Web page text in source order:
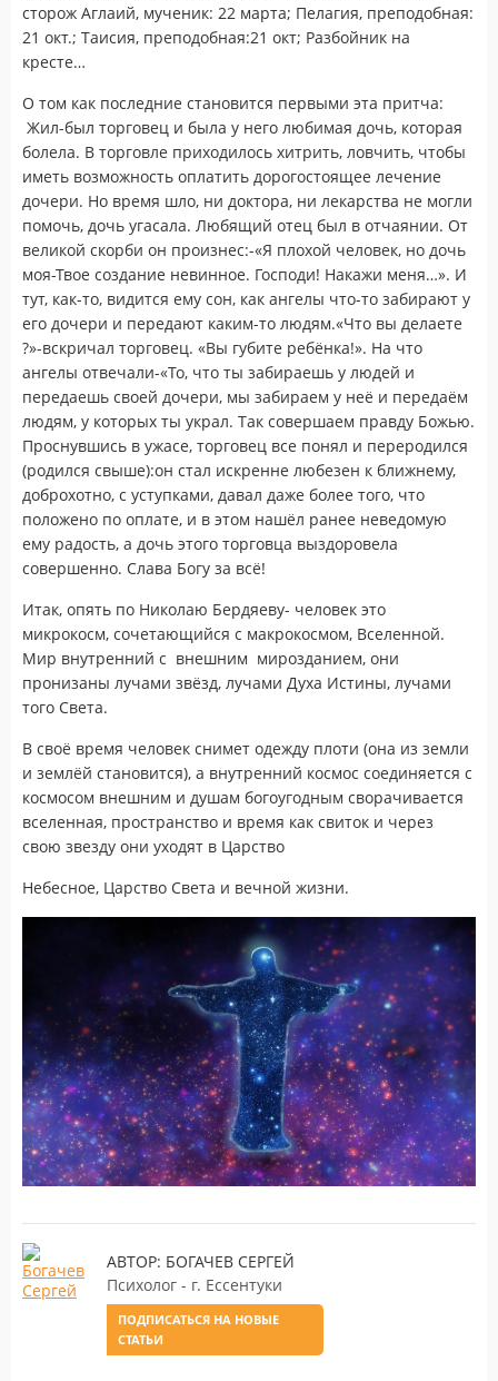
сторож Аглаий, мученик: 22 марта; Пелагия, преподобная:
21 окт.; Таисия, преподобная:21 окт; Разбойник на
кресте…
О том как последние становится первыми эта притча:
Жил-был торговец и была у него любимая дочь, которая
болела. В торговле приходилось хитрить, ловчить, чтобы
иметь возможность оплатить дорогостоящее лечение
дочери. Но время шло, ни доктора, ни лекарства не могли
помочь, дочь угасала. Любящий отец был в отчаянии. От
великой скорби он произнес:-«Я плохой человек, но дочь
моя-Твое создание невинное. Господи! Накажи меня…». И
тут, как-то, видится ему сон, как ангелы что-то забирают у
его дочери и передают каким-то людям.«Что вы делаете
?»-вскричал торговец. «Вы губите ребёнка!». На что
ангелы отвечали-«То, что ты забираешь у людей и
передаешь своей дочери, мы забираем у неё и передаём
людям, у которых ты украл. Так совершаем правду Божью.
Проснувшись в ужасе, торговец все понял и переродился
(родился свыше):он стал искренне любезен к ближнему,
доброхотно, с уступками, давал даже более того, что
положено по оплате, и в этом нашёл ранее неведомую
ему радость, а дочь этого торговца выздоровела
совершенно. Слава Богу за всё!
Итак, опять по Николаю Бердяеву- человек это
микрокосм, сочетающийся с макрокосмом, Вселенной.
Мир внутренний с внешним мирозданием, они
пронизаны лучами звёзд, лучами Духа Истины, лучами
того Света.
В своё время человек снимет одежду плоти (она из земли
и землёй становится), а внутренний космос соединяется с
космосом внешним и душам богоугодным сворачивается
вселенная, пространство и время как свиток и через
свою звезду они уходят в Царство
Небесное, Царство Света и вечной жизни.
АВТОР: БОГАЧЕВ СЕРГЕЙ
Психолог - г. Ессентуки
ПОДПИСАТЬСЯ НА НОВЫЕ
СТАТЬИ